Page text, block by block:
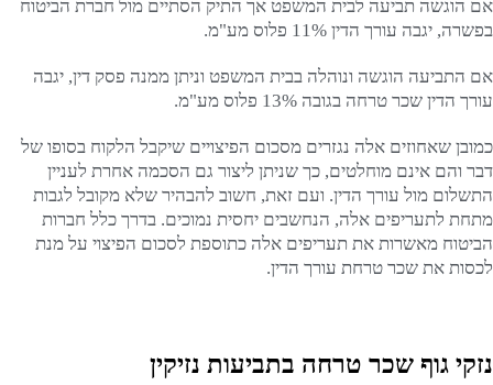
אם הוגשה תביעה לבית המשפט אך התיק הסתיים מול חברת הביטוח
בפשרה, יגבה עורך הדין 11% פלוס מע"מ.
אם התביעה הוגשה ונוהלה בבית המשפט וניתן ממנה פסק דין, יגבה
עורך הדין שכר טרחה בגובה 13% פלוס מע"מ.
כמובן שאחוזים אלה נגזרים מסכום הפיצויים שיקבל הלקוח בסופו של
דבר והם אינם מוחלטים, כך שניתן ליצור גם הסכמה אחרת לעניין
התשלום מול עורך הדין. ועם זאת, חשוב להבהיר שלא מקובל לגבות
מתחת לתעריפים אלה, הנחשבים יחסית נמוכים. בדרך כלל חברות
הביטוח מאשרות את תעריפים אלה כתוספת לסכום הפיצוי על מנת
לכסות את שכר טרחת עורך הדין.
נזקי גוף שכר טרחה בתביעות נזיקין